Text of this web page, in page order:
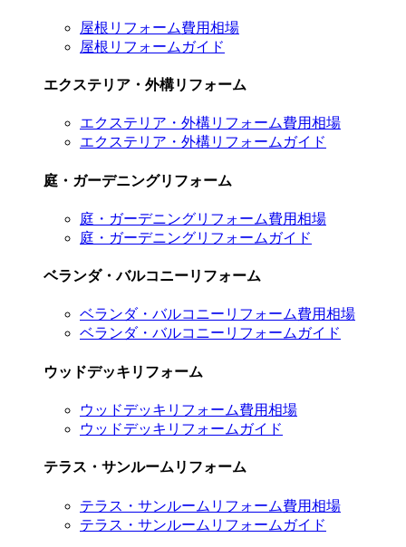
屋根リフォーム費用相場
屋根リフォームガイド
エクステリア・外構リフォーム
エクステリア・外構リフォーム費用相場
エクステリア・外構リフォームガイド
庭・ガーデニングリフォーム
庭・ガーデニングリフォーム費用相場
庭・ガーデニングリフォームガイド
ベランダ・バルコニーリフォーム
ベランダ・バルコニーリフォーム費用相場
ベランダ・バルコニーリフォームガイド
ウッドデッキリフォーム
ウッドデッキリフォーム費用相場
ウッドデッキリフォームガイド
テラス・サンルームリフォーム
テラス・サンルームリフォーム費用相場
テラス・サンルームリフォームガイド